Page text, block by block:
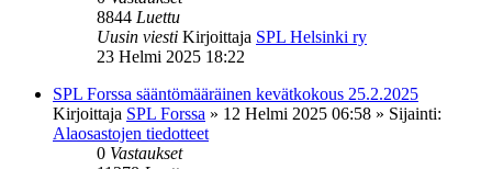
8844 Luettu
Uusin viesti Kirjoittaja SPL Helsinki ry
23 Helmi 2025 18:22
SPL Forssa sääntömääräinen kevätkokous 25.2.2025
Kirjoittaja SPL Forssa » 12 Helmi 2025 06:58 » Sijainti:
Alaosastojen tiedotteet
0 Vastaukset